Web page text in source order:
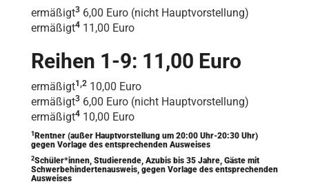
ermäßigt3 6,00 Euro (nicht Hauptvorstellung)
ermäßigt4 11,00 Euro
Reihen 1-9: 11,00 Euro
ermäßigt1,2 10,00 Euro
ermäßigt3 6,00 Euro (nicht Hauptvorstellung)
ermäßigt4 10,00 Euro
1 Rentner (außer Hauptvorstellung um 20:00 Uhr-20:30 Uhr)
gegen Vorlage des entsprechenden Ausweises
2Schüler*innen, Studierende, Azubis bis 35 Jahre, Gäste mit
Schwerbehindertenausweis, gegen Vorlage des entsprechenden
Ausweises